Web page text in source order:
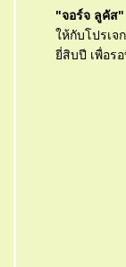
"จอร์จ ลูคัส"
ห้กับโปรเจ
สิบปี เพื่อรอ